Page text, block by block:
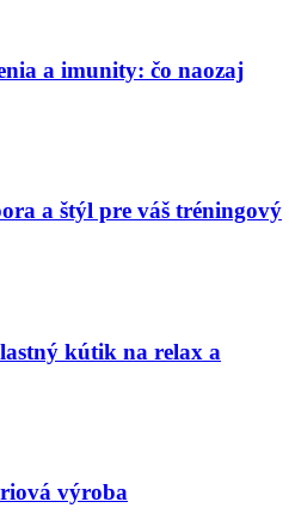
a imunity: čo naozaj
a štýl pre váš tréningový
kútik na relax a
výroba